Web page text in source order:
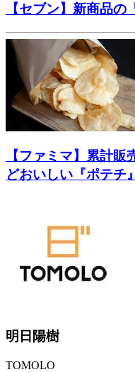
【セブン】新商品
【ファミマ】累計
どおいしい『ポテチ
明日陽樹
TOMOLO